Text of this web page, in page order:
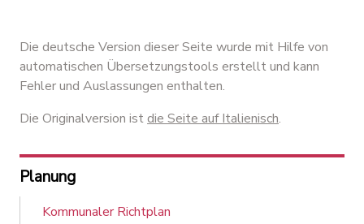
Die deutsche Version dieser Seite wurde mit Hilfe von
automatischen Übersetzungstools erstellt und kann
Fehler und Auslassungen enthalten.
Die Originalversion istdie Seite auf Italienisch.
Planung
Kommunaler Richtplan